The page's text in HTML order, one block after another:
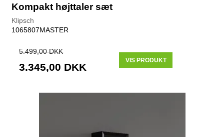
Kompakt højttaler sæt
Klipsch
1065807MASTER
5.499,00 DKK
3.345,00 DKK
VIS PRODUKT